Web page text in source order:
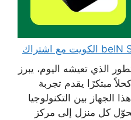
الذي تعيشه اليوم، يبرز
مبتكرًا يقدم تجربة
الجهاز بين التكنولوجيا
كل منزل إلى مركز